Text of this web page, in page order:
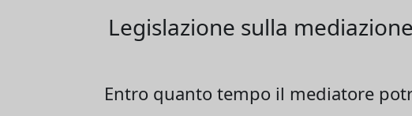
Legislazione sulla mediazione
Entro quanto tempo il mediatore